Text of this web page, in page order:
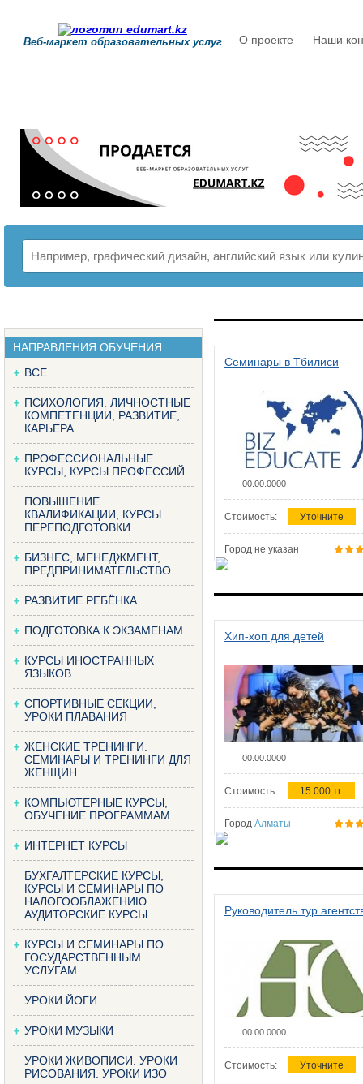
Веб-маркет образовательных услуг О проекте Наши
НАПРАВЛЕНИЯ ОБУЧЕНИЯ
ВСЕ
ПСИХОЛОГИЯ. ЛИЧНОСТНЫЕ
КОМПЕТЕНЦИИ, РАЗВИТИЕ,
КАРЬЕРА
ПРОФЕССИОНАЛЬНЫЕ
КУРСЫ, КУРСЫ ПРОФЕССИЙ
ПОВЫШЕНИЕ
КВАЛИФИКАЦИИ, КУРСЫ
ПЕРЕПОДГОТОВКИ
БИЗНЕС, МЕНЕДЖМЕНТ,
ПРЕДПРИНИМАТЕЛЬСТВО
РАЗВИТИЕ РЕБЁНКА
ПОДГОТОВКА К ЭКЗАМЕНАМ
КУРСЫ ИНОСТРАННЫХ
ЯЗЫКОВ
СПОРТИВНЫЕ СЕКЦИИ,
УРОКИ ПЛАВАНИЯ
ЖЕНСКИЕ ТРЕНИНГИ.
СЕМИНАРЫ И ТРЕНИНГИ ДЛЯ
ЖЕНЩИН
КОМПЬЮТЕРНЫЕ КУРСЫ,
ОБУЧЕНИЕ ПРОГРАММАМ
ИНТЕРНЕТ КУРСЫ
БУХГАЛТЕРСКИЕ КУРСЫ,
КУРСЫ И СЕМИНАРЫ ПО
НАЛОГООБЛАЖЕНИЮ.
АУДИТОРСКИЕ КУРСЫ
КУРСЫ И СЕМИНАРЫ ПО
ГОСУДАРСТВЕННЫМ
УСЛУГАМ
УРОКИ ЙОГИ
УРОКИ МУЗЫКИ
УРОКИ ЖИВОПИСИ. УРОКИ
РИСОВАНИЯ. УРОКИ ИЗО
Семинары в Тбилиси
00.00.0000
Стоимость: Уточните
Город не указан
Хип-хоп для детей
00.00.0000
Стоимость: 15 000 тг.
Город Алматы
Руководитель тур
00.00.0000
Стоимость: Уточните